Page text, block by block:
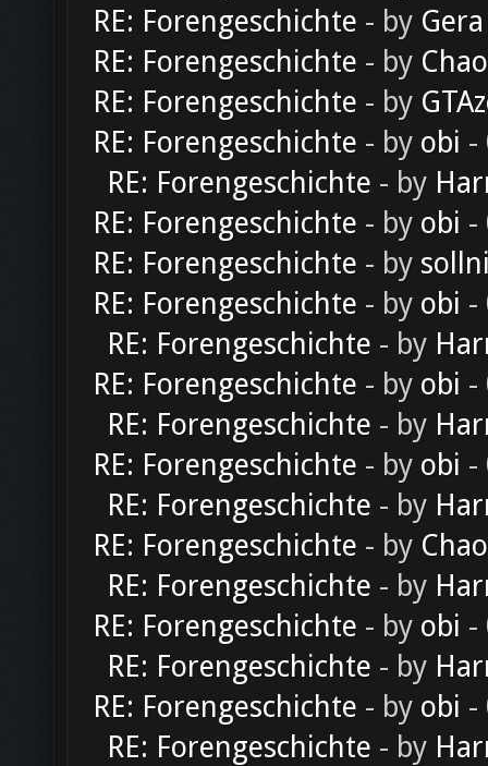
RE: Forengeschichte - by Gera
RE: Forengeschichte - by
RE: Forengeschichte - by
RE: Forengeschichte - by obi -
RE: Forengeschichte - by
RE: Forengeschichte - by obi -
RE: Forengeschichte - by
RE: Forengeschichte - by obi -
RE: Forengeschichte - by
RE: Forengeschichte - by obi -
RE: Forengeschichte - by
RE: Forengeschichte - by obi -
RE: Forengeschichte - by
RE: Forengeschichte - by
RE: Forengeschichte - by
RE: Forengeschichte - by obi -
RE: Forengeschichte - by
RE: Forengeschichte - by obi -
RE: Forengeschichte - by